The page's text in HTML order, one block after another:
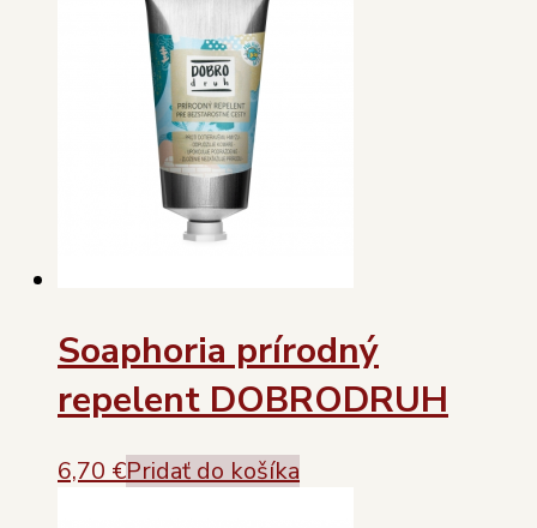
Soaphoria prírodný
repelent DOBRODRUH
6,70 €Pridať do košíka